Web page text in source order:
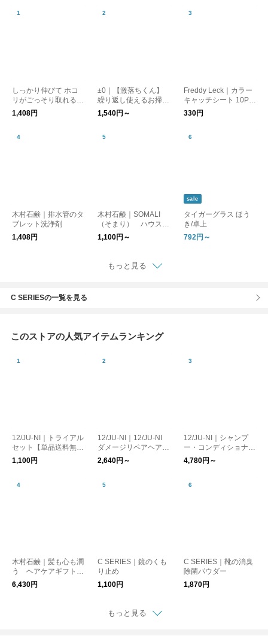
しっかり伸びて ホコ
リがごっそり取れる
すき間職人 / 掃除 グッ
ズ ブラシ モップ
1,408円
±0｜【激落ちくん】
繰り返し使えるお掃除
モップ
1,540円～
Freddy Leck｜カラー
キャッチシート 10P fl
-188-ms
330円
木村石鹸｜排水管のタ
ブレット洗浄剤
1,408円
木村石鹸｜SOMALI
（そまり） ハウスケ
アシリーズ
1,100円～
sale
タイガーグラス ほう
き/卓上
792円～
もっと見る
C SERIESの一覧を見る
このストアの人気アイテムランキング
12/JU-NI｜トライアル
セット【単品送料無
料】
1,100円
12/JU-NI｜12/JU-NI
ダメージリペアヘアミ
ルク
2,640円～
12/JU-NI｜シャンプ
ー・コンディショナー
（ボトル/詰替）【送
料無料】
4,780円～
木村石鹸｜髪も心も潤
う ヘアケアギフト
（J1）
6,430円
C SERIES｜鏡のくも
り止め
1,100円
C SERIES｜靴の消臭
除菌パウダー
1,870円
もっと見る